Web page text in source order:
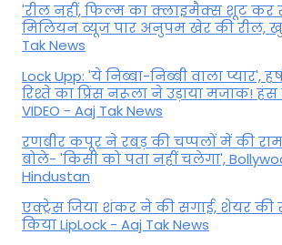
'रील नहीं, फिल्म का क्लाइमैक्स शूट कर
मिलियन व्यूज पार अनुपम खेर की रील,
Tak News
Lock Upp: 'ये निब्बा-निब्बी वाला प्यार',
रिश्ते का प्रिंस नरूला ने उड़ाया मजाक!
VIDEO - Aaj Tak News
रणबीर कपूर ने रबड़ की चप्पलों में की
बोले- 'किसी को पता नहीं चलेगा',
Hindustan
एक्ट्रेस जिया शंकर ने की सगाई, शेयर की
किया LipLock - Aaj Tak News